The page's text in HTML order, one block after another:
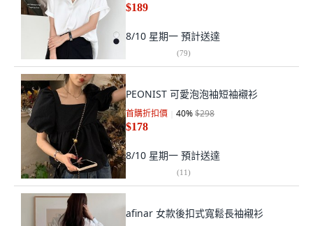
$189
8/10 星期一 預計送達
(79)
PEONIST 可愛泡泡袖短袖襯衫
首購折扣價 40%$298
$178
8/10 星期一 預計送達
(11)
afinar 女款後扣式寬鬆長袖襯衫